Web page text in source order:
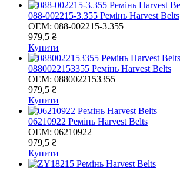
088-002215-3.355 Ремінь Harvest Belts
OEM: 088-002215-3.355
979,5 ₴
Купити
0880022153355 Ремінь Harvest Belts
OEM: 0880022153355
979,5 ₴
Купити
06210922 Ремінь Harvest Belts
OEM: 06210922
979,5 ₴
Купити